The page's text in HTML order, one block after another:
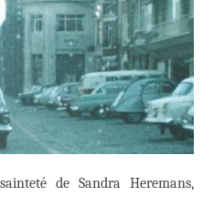
de Sandra Heremans,